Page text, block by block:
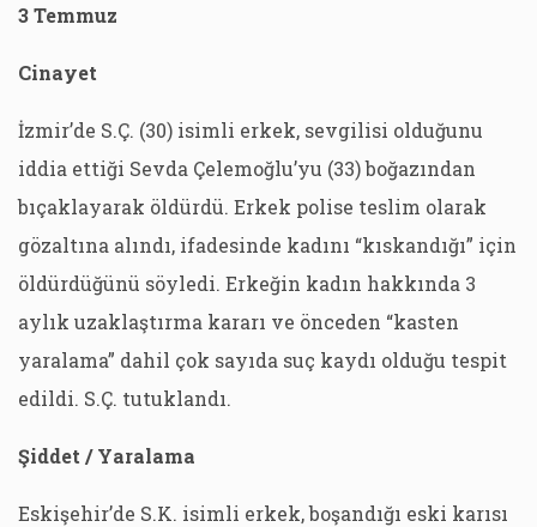
3 Temmuz
Cinayet
İzmir’de S.Ç. (30) isimli erkek, sevgilisi olduğunu
iddia ettiği Sevda Çelemoğlu’yu (33) boğazından
bıçaklayarak öldürdü. Erkek polise teslim olarak
gözaltına alındı, ifadesinde kadını “kıskandığı” için
öldürdüğünü söyledi. Erkeğin kadın hakkında 3
aylık uzaklaştırma kararı ve önceden “kasten
yaralama” dahil çok sayıda suç kaydı olduğu tespit
edildi. S.Ç. tutuklandı.
Şiddet / Yaralama
Eskişehir’de S.K. isimli erkek, boşandığı eski karısı